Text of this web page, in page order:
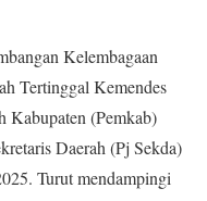
Kelembagaan
Tertinggal Kemendes
Kabupaten (Pemkab)
Daerah (Pj Sekda)
Turut mendampingi